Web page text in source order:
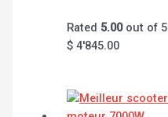
Rated 5.00out of 5
$ 4'845.00